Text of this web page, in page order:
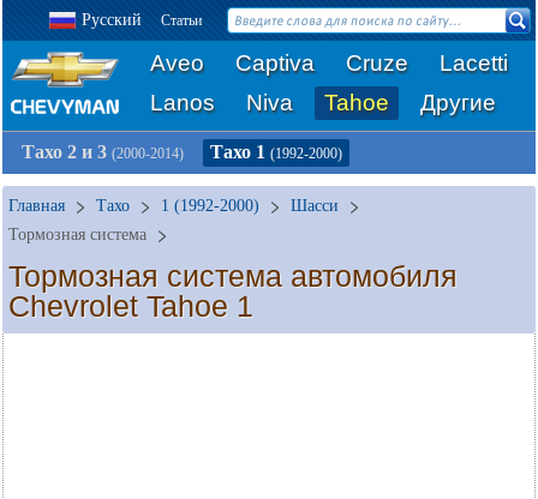
Русский Статьи
Aveo Captiva Cruze
Lacetti
Lanos
Niva Tahoe Другие
Тахо 2 и 3 (2000-2014) Тахо 1 (1992-2000)
Главная Тахо 1 (1992-2000)
Шасси
Тормозная система
Тормозная система автомобиля
Chevrolet Tahoe 1